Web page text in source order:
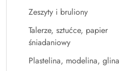
Zeszyty i bruliony
Talerze, sztućce, papier
śniadaniowy
Plastelina, modelina, glina